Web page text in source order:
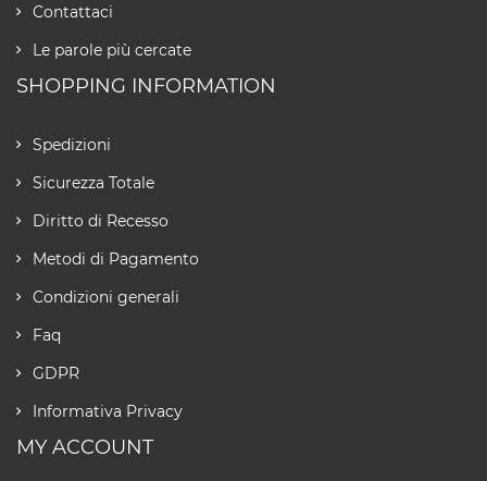
Contattaci
Le parole più cercate
SHOPPING INFORMATION
Spedizioni
Sicurezza Totale
Diritto di Recesso
Metodi di Pagamento
Condizioni generali
Faq
GDPR
Informativa Privacy
MY ACCOUNT